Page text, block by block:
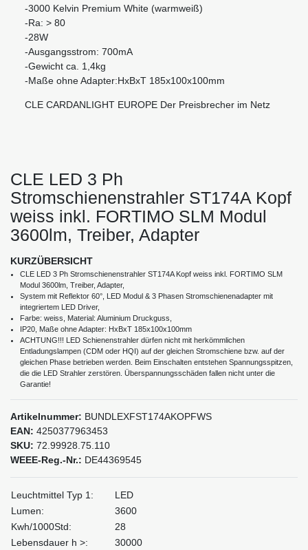
-3000 Kelvin Premium White (warmweiß)
-Ra: > 80
-28W
-Ausgangsstrom: 700mA
-Gewicht ca. 1,4kg
-Maße ohne Adapter:HxBxT 185x100x100mm
CLE CARDANLIGHT EUROPE Der Preisbrecher im Netz
CLE LED 3 Ph
Stromschienenstrahler ST174A Kopf
weiss inkl. FORTIMO SLM Modul
3600lm, Treiber, Adapter
KURZÜBERSICHT
CLE LED 3 Ph Stromschienenstrahler ST174A Kopf weiss inkl. FORTIMO SLM
Modul 3600lm, Treiber, Adapter,
System mit Reflektor 60°, LED Modul & 3 Phasen Stromschienenadapter mit
integriertem LED Driver,
Farbe: weiss, Material: Aluminium Druckguss,
IP20, Maße ohne Adapter: HxBxT 185x100x100mm
ACHTUNG!!! LED Schienenstrahler dürfen nicht mit herkömmlichen
Entladungslampen (CDM oder HQI) auf der gleichen Stromschiene bzw. auf der
gleichen Phase betrieben werden. Beim Einschalten entstehen Spannungsspitzen,
die die LED Strahler zerstören. Überspannungsschäden fallen nicht unter die
Garantie!
Artikelnummer: BUNDLEXFST174AKOPFWS
EAN: 4250377963453
SKU: 72.99928.75.110
WEEE-Reg.-Nr.: DE44369545
Leuchtmittel Typ 1:
LED
Lumen:
3600
Kwh/1000Std:
28
Lebensdauer h >:
30000